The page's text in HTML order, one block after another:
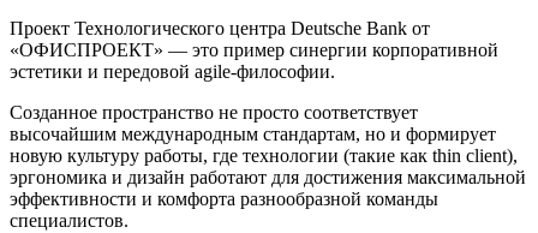
Проект Технологического центра Deutsche Bank от
«ОФИСПРОЕКТ» — это пример синергии корпоративной
эстетики и передовой agile-философии.
Созданное пространство не просто соответствует
высочайшим международным стандартам, но и формирует
новую культуру работы, где технологии (такие как thin client),
эргономика и дизайн работают для достижения максимальной
эффективности и комфорта разнообразной команды
специалистов.